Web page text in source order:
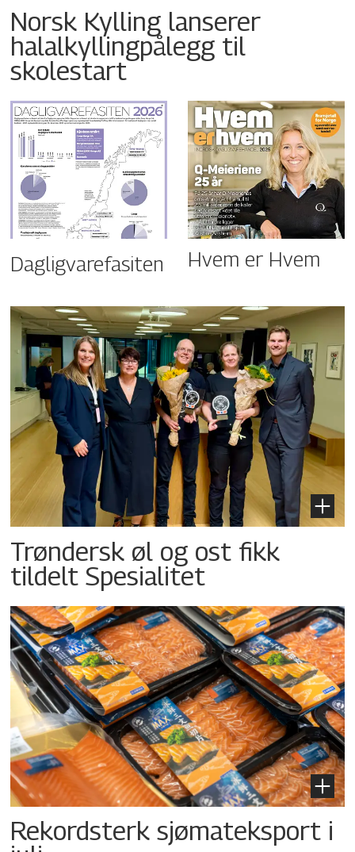
Norsk Kylling lanserer
halalkyllingpålegg til
skolestart
Dagligvarefasiten Hvem er Hvem
Trøndersk øl og ost fikk
tildelt Spesialitet
Rekordsterk sjømateksport i